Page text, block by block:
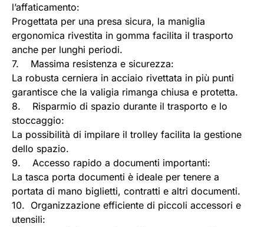
l’affaticamento:
Progettata per una presa sicura, la maniglia
ergonomica rivestita in gomma facilita il trasporto
anche per lunghi periodi.
7. Massima resistenza e sicurezza:
La robusta cerniera in acciaio rivettata in più punti
garantisce che la valigia rimanga chiusa e protetta.
8. Risparmio di spazio durante il trasporto e lo
stoccaggio:
La possibilità di impilare il trolley facilita la gestione
dello spazio.
9. Accesso rapido a documenti importanti:
La tasca porta documenti è ideale per tenere a
portata di mano biglietti, contratti e altri documenti.
10. Organizzazione efficiente di piccoli accessori e
utensili: